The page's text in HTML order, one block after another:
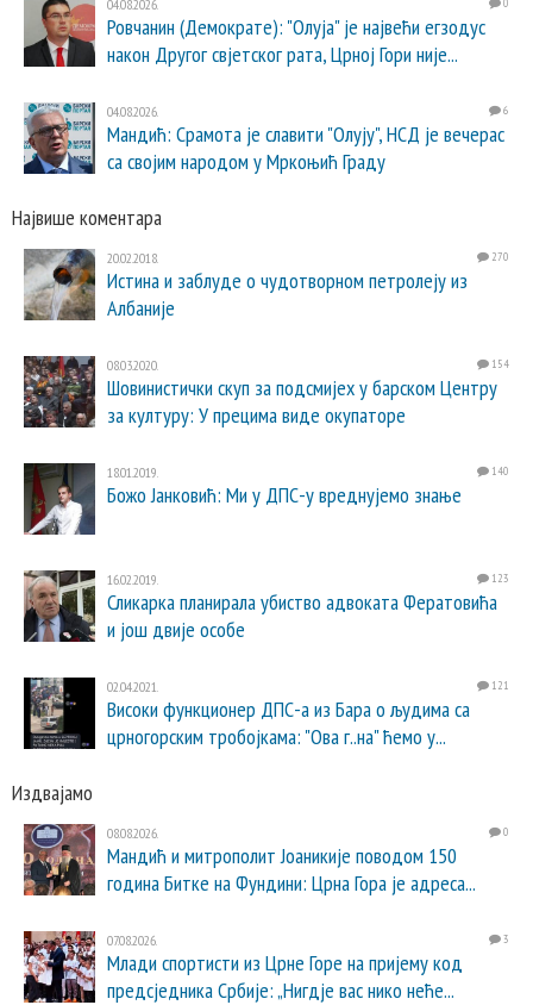
04.08.2026.
Ровчанин (Демократе): "Олуја" је највећи егзодус
након Другог свјетског рата, Црној Гори није...
04.08.2026. 6
Мандић: Срамота је славити "Олују", НСД је вечерас
са својим народом у Мркоњић Граду
Највише коментара
20.02.2018. 270
Истина и заблуде о чудотворном петролеју из
Албаније
08.03.2020. 154
Шовинистички скуп за подсмијех у барском Центру
за културу: У прецима виде окупаторе
18.01.2019. 140
Божо Јанковић: Ми у ДПС-у вреднујемо знање
16.02.2019. 123
Сликарка планирала убиство адвоката Фератовића
и још двије особе
02.04.2021. 121
Високи функционер ДПС-а из Бара о људима са
црногорским тробојкама: "Ова г..на" ћемо у...
Издвајамо
08.08.2026. 0
Мандић и митрополит Јоаникије поводом 150
година Битке на Фундини: Црна Гора је адреса...
07.08.2026. 3
Млади спортисти из Црне Горе на пријему код
предсједника Србије: „Нигдје вас нико неће...